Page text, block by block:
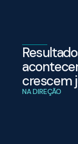
crescem
NA DIREÇÃO